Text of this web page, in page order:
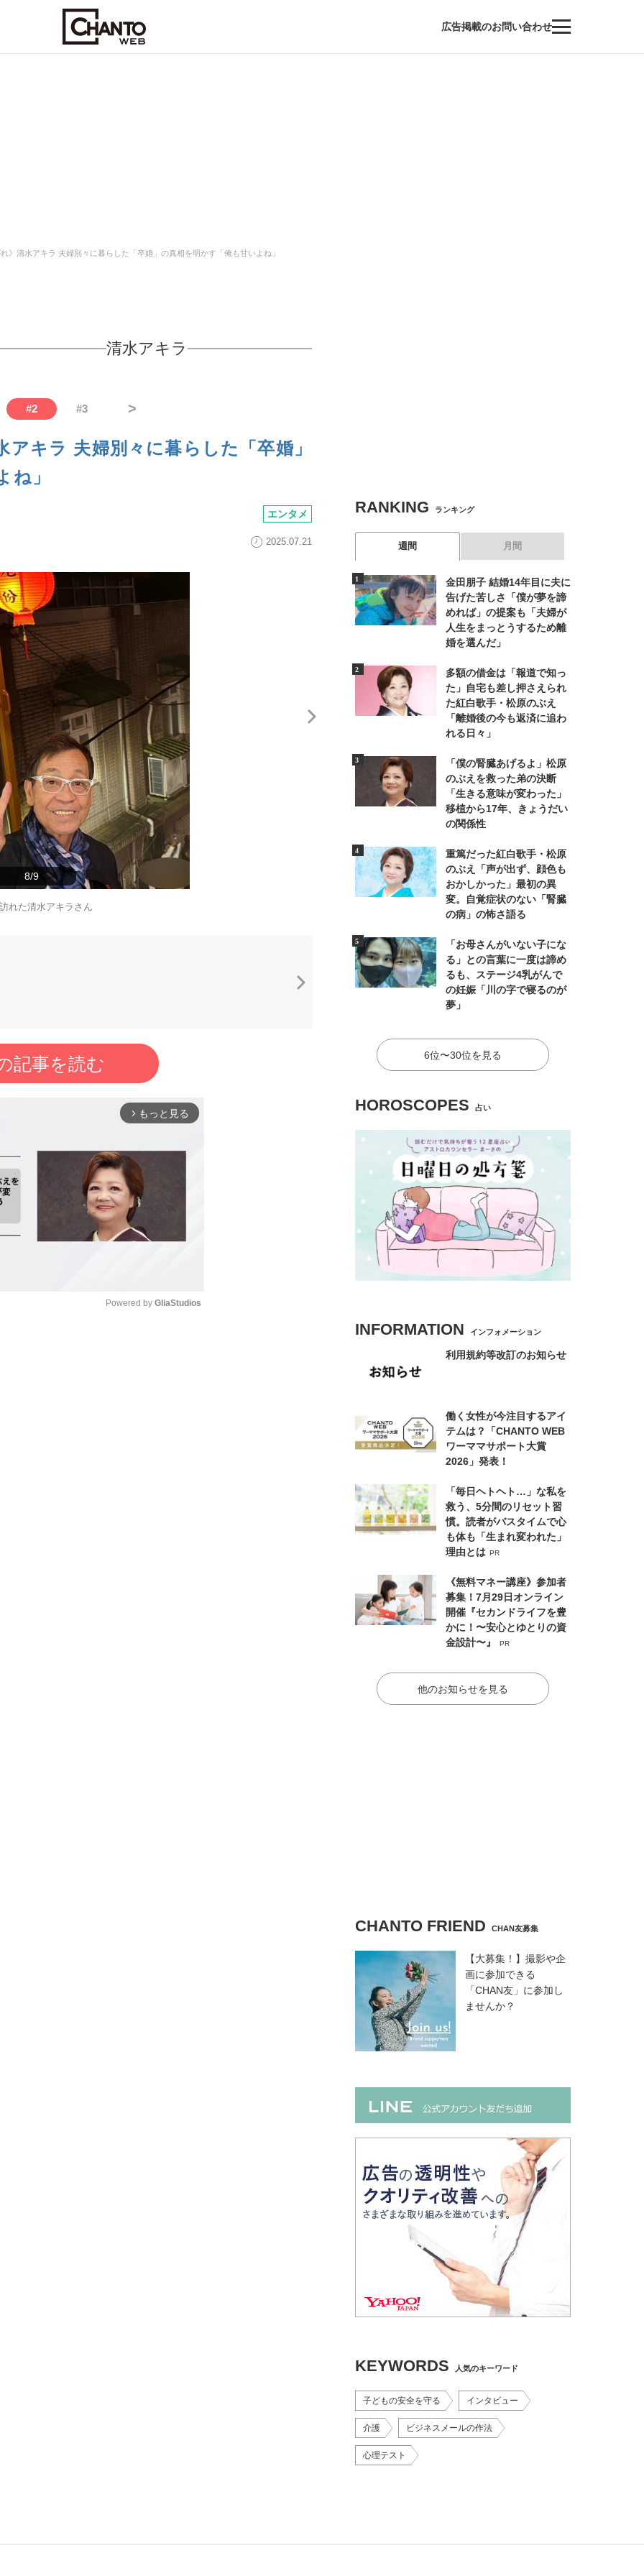
広告掲載のお問い合わせ
》清水アキラ 夫婦別々に暮らした「卒婚」の真相を明かす「俺も甘いよね」
清水アキラ
#2 #3 >
キラ 夫婦別々に暮らした「卒婚」
ね」
エンタメ
2025.07.21
8/9
れた清水アキラさん ステージショーの本番前の清水
記事を読む
arrow_forward_ios もっと見る
Powered by GliaStudios
RANKING ランキング
週間 月間
金田朋子 結婚14年目に夫に
告げた苦しさ「僕が夢を諦
めれば」の提案も「夫婦が
人生をまっとうするため離
婚を選んだ」
多額の借金は「報道で知っ
た」自宅も差し押さえられ
た紅白歌手・松原のぶえ
「離婚後の今も返済に追わ
れる日々」
「僕の腎臓あげるよ」松原
のぶえを救った弟の決断
「生きる意味が変わった」
移植から17年、きょうだい
の関係性
重篤だった紅白歌手・松原
のぶえ「声が出ず、顔色も
おかしかった」最初の異
変。自覚症状のない「腎臓
の病」の怖さ語る
「お母さんがいない子にな
る」との言葉に一度は諦め
るも、ステージ4乳がんで
の妊娠「川の字で寝るのが
夢」
6位〜30位を見る
HOROSCOPES 占い
INFORMATION インフォメーション
利用規約等改訂のお知らせ
働く女性が今注目するアイ
テムは？「CHANTO WEB
ワーママサポート大賞
2026」発表！
「毎日ヘトヘト…」な私を
救う、5分間のリセット習
慣。読者がバスタイムで心
も体も「生まれ変われた」
理由とは PR
《無料マネー講座》参加者
募集！7月29日オンライン
開催『セカンドライフを豊
かに！〜安心とゆとりの資
金設計〜』
PR
他のお知らせを見る
CHANTO FRIEND CHAN友募集
【大募集！】撮影や企
画に参加できる
「CHAN友」に参加し
ませんか？
KEYWORDS 人気のキーワード
子どもの安全を守る インタビュー
介護 ビジネスメールの作法
心理テスト